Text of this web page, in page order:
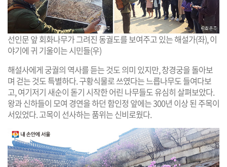
선인문 앞 회화나무가 그려진 동궐도를 보여주고 있는 해설가(좌), 이
야기에 귀 기울이는 시민들(우)
해설사에게 궁궐의 역사를 듣는 것도 의미 있지만, 창경궁을 돌아보
며 걷는 것도 특별하다. 구황식물로 쓰였다는 느릅나무도 들여다보
고, 여기저기 새순이 돋기 시작한 어린 나무들도 유심히 살펴보았다.
왕과 신하들이 모여 경연을 하던 함인정 앞에는 300년 이상 된 주목이
서있었다. 고목이 선사하는 품위는 신비로웠다.